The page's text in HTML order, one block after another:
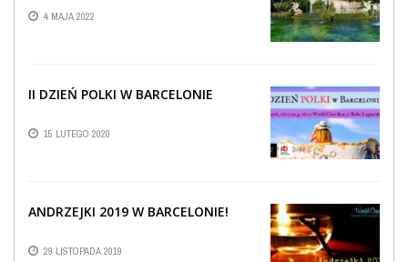
4 MAJA 2022
II DZIEŃ POLKI W BARCELONIE
15 LUTEGO 2020
ANDRZEJKI 2019 W BARCELONIE!
29 LISTOPADA 2019